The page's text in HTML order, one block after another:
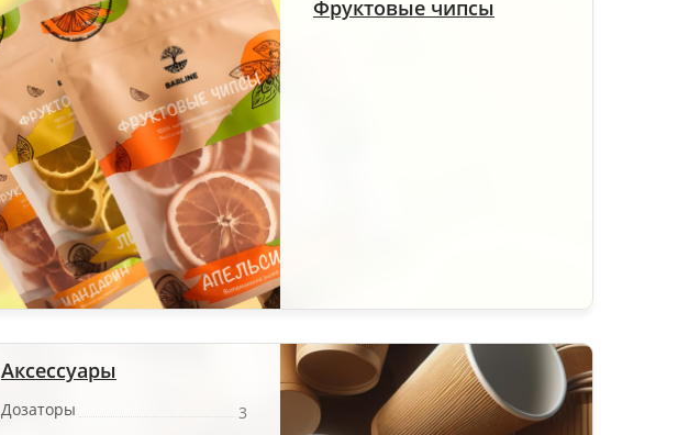
Фруктовые чипсы
Аксессуары
Дозаторы
3